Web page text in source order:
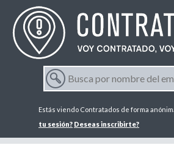
B
u
c
a
p
Estás viendo Contratados de forma
tu sesión? Deseas inscribirte?